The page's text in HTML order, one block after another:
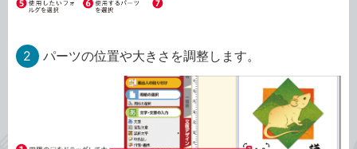
2 パーツの位置や大きさを調整します。